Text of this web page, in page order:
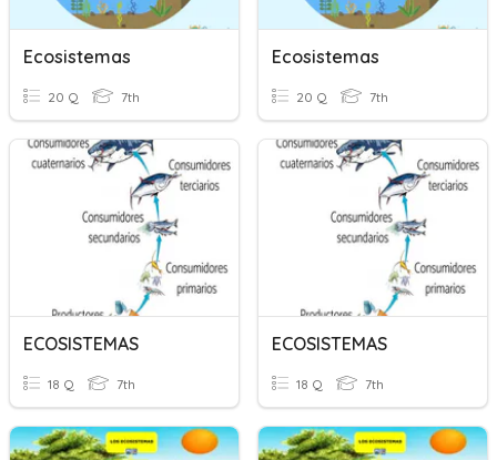
Ecosistemas
20 Q 7th
Ecosistemas
20 Q 7th
ECOSISTEMAS
18 Q 7th
ECOSISTEMAS
18 Q 7th